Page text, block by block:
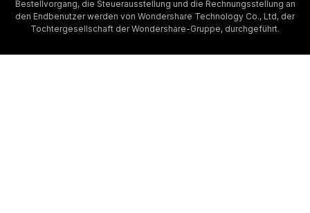
Bestellvorgang, die Steuerausstellung und die Rechnungsstellung an
den Endbenutzer werden von Wondershare Technology Co., Ltd, der
Tochtergesellschaft der Wondershare-Gruppe, durchgeführt.